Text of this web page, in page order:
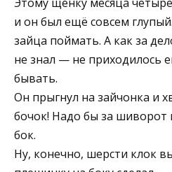
Этому щенку месяца
и он был ещё совсем
зайца поймать. А как за
не знал — не приходилось
бывать.
Он прыгнул на зайчонка и
бочок! Надо бы за шиворот
бок.
Ну, конечно, шерсти клок